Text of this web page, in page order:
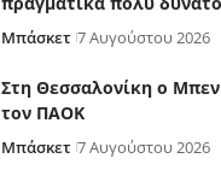
Μπάσκετ 7 Αυγούστου 2026
Στη Θεσσαλονίκη ο
τον ΠΑΟΚ
Μπάσκετ 7 Αυγούστου 2026